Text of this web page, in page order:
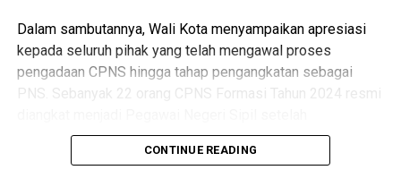
Views: 48
Bagikan ke
Messenger
Dalam sambutannya, Wali Kota menyampaikan apresiasi
kepada seluruh pihak yang telah mengawal proses
pengadaan CPNS hingga tahap pengangkatan sebagai
PNS. Sebanyak 22 orang CPNS Formasi Tahun 2024 resmi
menyelesaikan seluruh tahapan yang dipersyaratkan, mulai
dari seleksi, Pelatihan Dasar CPNS, hingga proses
CONTINUE READING